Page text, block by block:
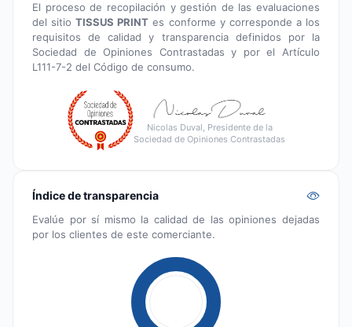
El proceso de recopilación y gestión de las evaluaciones
del sitioTISSUS PRINT es conforme y corresponde a los
requisitos de calidad y transparencia definidos por la
Sociedad de Opiniones Contrastadas y por el Artículo
L111-7-2 del Código de consumo.
Nicolas Duval, Presidente de la
Sociedad de Opiniones Contrastadas
Índice de transparencia
Evalúe por sí mismo la calidad de las opiniones dejadas
por los clientes de este comerciante.